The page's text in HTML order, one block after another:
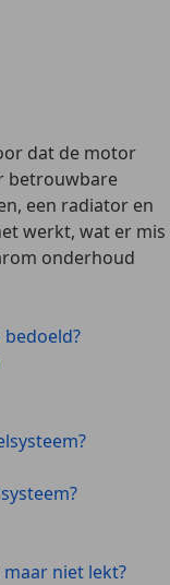
dat de motor
betrouwbare
een radiator en
werkt, wat er mis
onderhoud
niet lekt?